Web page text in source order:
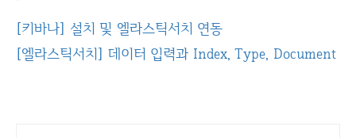
[키바나] 설치 및 엘라스틱서치 연동
[엘라스틱서치] 데이터 입력과 Index, Type, Document